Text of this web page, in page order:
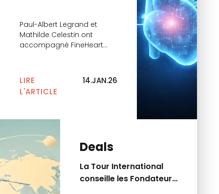
Série C
Paul-Albert Legrand et
Mathilde Celestin ont
accompagné FineHeart
nouvelle tranche, d’un
montant de 35 millions
d’euros, réunit de nouveaux
les investisseurs
historiques, et notamment
le fonds de l’European
Innovation Council (EIC), FH
LIRE
L'ARTICLE
14.JAN.26
Deals
La Tour International
conseille les Fondateurs